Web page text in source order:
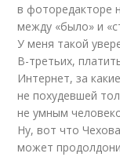
в фоторедакторе
между «было» и
У меня такой
В-третьих,
Интернет, за
не похудевшей
не умным
Ну, вот что
может